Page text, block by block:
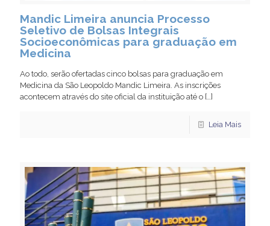
Mandic Limeira anuncia Processo
Seletivo de Bolsas Integrais
Socioeconômicas para graduação em
Medicina
Ao todo, serão ofertadas cinco bolsas para graduação em
Medicina da São Leopoldo Mandic Limeira. As inscrições
acontecem através do site oficial da instituição até o […]
Leia Mais